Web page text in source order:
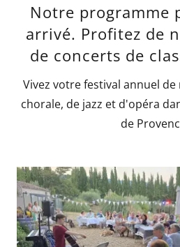
Notre programme
arrivé. Profitez de
de concerts de
Vivez votre festival annuel
chorale, de jazz et d'opéra
de